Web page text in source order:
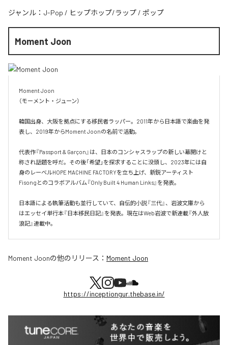
ジャンル： J-Pop / ヒップホップ/ラップ / ポップ
Moment Joon
Moment Joon
（モーメント・ジューン）
韓国出身、大阪を拠点にする移民者ラッパー。2011年から日本語で楽曲を発
表し、2019年からMoment Joonの名前で活動。
代表作『Passport & Garçon』は、日本のコンシャスラップの新しい幕開けと
称され話題を呼だ。その後「希望」を探求することに没頭し、2023年には自
身のレーベルHOPE MACHINE FACTORYを立ち上げ、新鋭アーティスト
Fisongとのコラボアルバム『Only Built 4 Human Links』を発表。
日本語による執筆活動も並行していて、自伝的小説『三代』、岩波文庫から
はエッセイ単行本『日本移民日記』を発表。現在はWeb岩波で新連載『外人放
浪記』連載中。
Moment Joonの他のリリース： Moment Joon
https://inceptiongur.thebase.in/